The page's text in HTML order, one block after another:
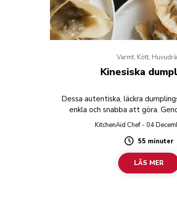
Varmt, Kött,
Kinesiska
Dessa autentiska, läckra
enkla och snabba att göra.
köttkvarnen för att förbereda
nolltid.
KitchenAid Chef - 04
Duration
55 minuter
LÄS MER